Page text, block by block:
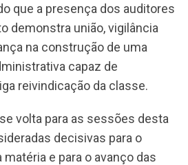
que a presença dos auditores
demonstra união, vigilância
na construção de uma
capaz de
reivindicação da classe.
volta para as sessões desta
decisivas para o
e para o avanço das